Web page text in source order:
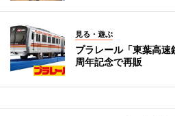
見る・遊ぶ
プラレール「東葉高
周年記念で再販